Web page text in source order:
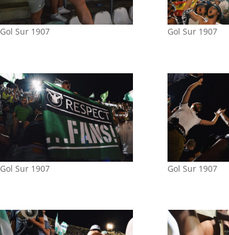
Gol Sur 1907 Gol Sur 1907
Gol Sur 1907 Gol Sur 1907